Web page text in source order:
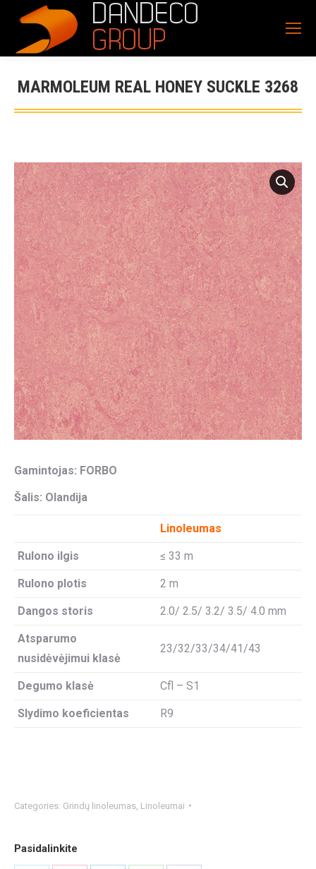
MARMOLEUM REAL HONEY SUCKLE 3268
Gamintojas: FORBO
Šalis: Olandija
Linoleumas
Rulono ilgis ≤ 33 m
Rulono plotis 2 m
Dangos storis 2.0/ 2.5/ 3.2/ 3.5/ 4.0 mm
Atsparumo
nusidėvėjimui klasė
23/32/33/34/41/43
Degumo klasė Cfl – S1
Slydimo koeficientas R9
Categories: Grindų linoleumas Linoleumai
Pasidalinkite